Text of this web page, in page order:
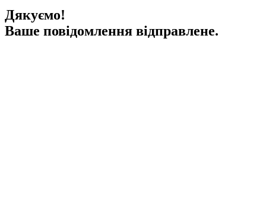
Дякуємо!
Ваше повідомлення відправлене.